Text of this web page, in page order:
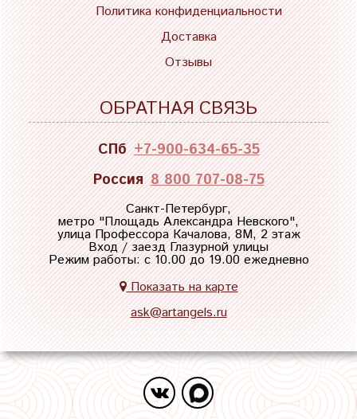
Политика конфиденциальности
Доставка
Отзывы
ОБРАТНАЯ СВЯЗЬ
СПб +7-900-634-65-35
Россия 8 800 707-08-75
Санкт-Петербург,
метро "Площадь Александра Невского",
улица Профессора Качалова, 8М, 2 этаж
Вход / заезд Глазурной улицы
Режим работы: с 10.00 до 19.00 ежедневно
Показать на карте
ask@artangels.ru